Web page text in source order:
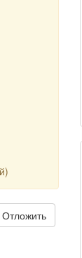
Отложить